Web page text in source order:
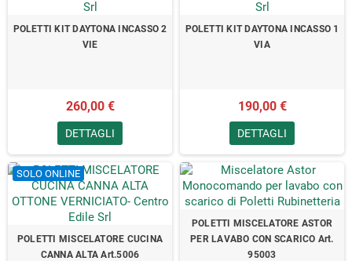
POLETTI KIT DAYTONA INCASSO 2
VIE
260,00 €
DETTAGLI
POLETTI KIT DAYTONA INCASSO 1
VIA
190,00 €
DETTAGLI
SOLO ONLINE
POLETTI MISCELATORE CUCINA
CANNA ALTA Art.5006
POLETTI MISCELATORE ASTOR
PER LAVABO CON SCARICO Art.
95003